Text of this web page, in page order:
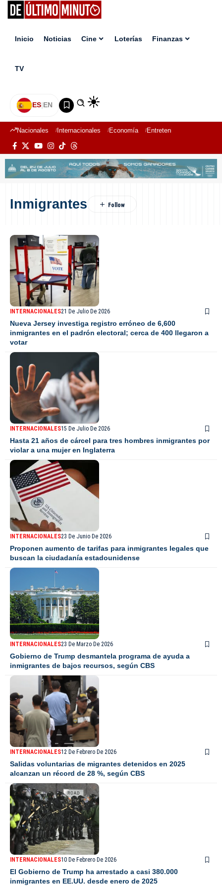
Inicio Noticias Cine Loterías Finanzas
TV
ES|EN
Nacionales Internacionales Economía Entretenimiento
Inmigrantes
INTERNACIONALES21 De Julio De 2026
Nueva Jersey investiga registro erróneo de 6,600
inmigrantes en el padrón electoral; cerca de 400 llegaron a
votar
INTERNACIONALES15 De Julio De 2026
Hasta 21 años de cárcel para tres hombres inmigrantes por
violar a una mujer en Inglaterra
INTERNACIONALES23 De Junio De 2026
Proponen aumento de tarifas para inmigrantes legales que
buscan la ciudadanía estadounidense
INTERNACIONALES23 De Marzo De 2026
Gobierno de Trump desmantela programa de ayuda a
inmigrantes de bajos recursos, según CBS
INTERNACIONALES12 De Febrero De 2026
Salidas voluntarias de migrantes detenidos en 2025
alcanzan un récord de 28 %, según CBS
INTERNACIONALES10 De Febrero De 2026
El Gobierno de Trump ha arrestado a casi 380.000
inmigrantes en EE.UU. desde enero de 2025